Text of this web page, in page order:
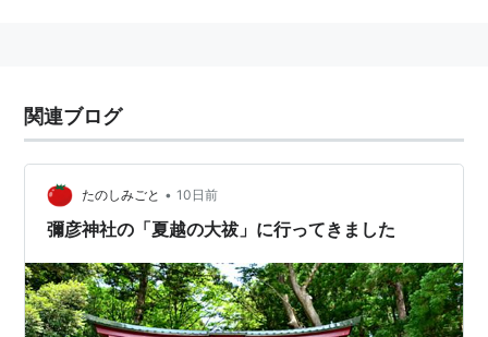
2009-06-30
記念日
誕生
著名人
1941年 ラッシャー木村（元プロレスラー）
1966年 マイク・タイソン（プロボクサー）
関連ブログ
たのしみごと • 10日前
彌彦神社の「夏越の大祓」に行ってきました